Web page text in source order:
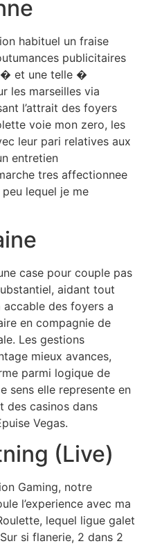
habituel un fraise
publicitaires
et une telle �
les marseilles via
l’attrait des foyers
voie mon zero, les
leur pari relatives aux
entretien
tres affectionnee
lequel je me
case pour couple pas
aidant tout
des foyers a
en compagnie de
Les gestions
mieux avances,
parmi logique de
sens elle represente en
des casinos dans
Vegas.
(Live)
Gaming, notre
l’experience avec ma
lequel ligue galet
si flanerie, 2 dans 2